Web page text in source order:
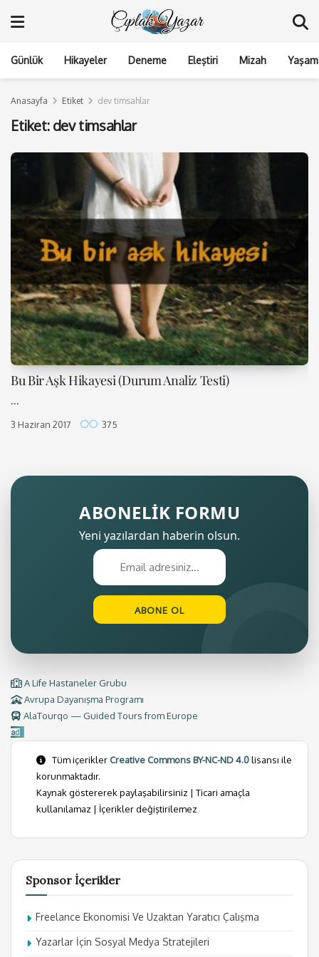
Günlük Hikayeler Deneme Eleştiri Mizah
Anasayfa Etiket dev timsahlar
Etiket:dev timsahlar
Bu Bir Aşk Hikayesi (Durum Analiz Testi)
...
3 Haziran 2017 375
ABONELİK FORMU
Yeni yazılardan haberin olsun.
A Life Hastaneler Grubu
Avrupa Dayanışma Programı
AlaTourqo — Guided Tours from Europe
Tüm içeriklerCreative Commons BY-NC-ND 4.0lisansı ile
korunmaktadır.
Kaynak göstererek paylaşabilirsiniz | Ticari amaçla
kullanılamaz | İçerikler değiştirilemez
Sponsor İçerikler
Freelance Ekonomisi Ve Uzaktan Yaratıcı Çalışma
Yazarlar İçin Sosyal Medya Stratejileri